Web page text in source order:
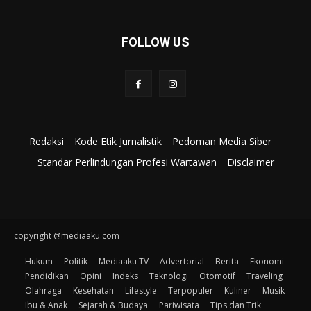
FOLLOW US
Redaksi Kode Etik Jurnalistik
Pedoman Media Siber
Standar Perlindungan Profesi Wartawan
Disclaimer
copyright @mediaaku.com
Hukum Politik Mediaaku TV Advertorial Berita
Ekonomi
Pendidikan
Opini Indeks Teknologi Otomotif
Traveling
Olahraga
Kesehatan Lifestyle Terpopuler Kuliner
Musik
Ibu & Anak
Sejarah & Budaya Pariwisata Tips dan Trik